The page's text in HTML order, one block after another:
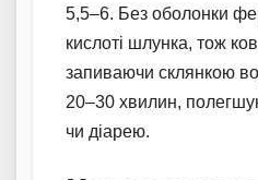
5,5–6. Без оболонки
кислоті шлунка, тож
запиваючи склянкою
20–30 хвилин,
чи діарею.